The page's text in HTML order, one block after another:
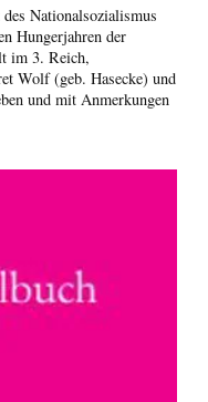
Nationalsozialismus
Hungerjahren der
im 3. Reich,
Wolf (geb. Hasecke) und
und mit Anmerkungen